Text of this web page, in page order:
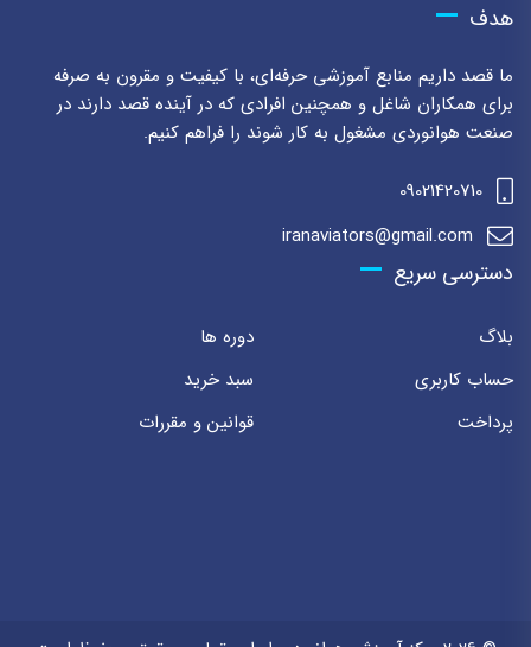
هدف
ما قصد داریم منابع آموزشی حرفه‌ای، با کیفیت و مقرون به صرفه
برای همکاران شاغل و همچنین افرادی که در آینده قصد دارند در
صنعت هوانوردی مشغول به کار شوند را فراهم کنیم.
09021420710
iranaviators@gmail.com
دسترسی سریع
بلاگ
دوره ها
حساب کاربری
سبد خرید
پرداخت
قوانین و مقررات